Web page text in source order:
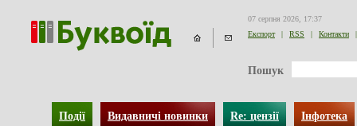
07 серпня 2026, 17:37
Експорт
| RSS | Контакти |
Пошук
Події Видавничі новинки Re: цензії Інфотека